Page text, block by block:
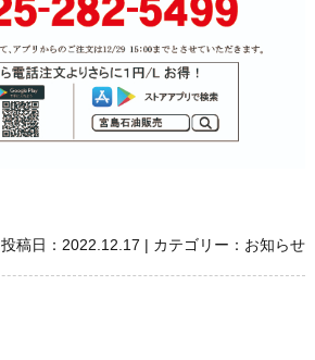
投稿日： 2022.12.17 | カテゴリー： お知らせ